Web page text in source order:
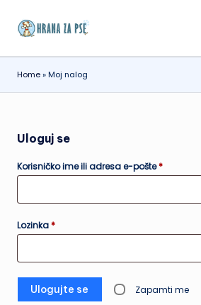
SkipH
r
a
a
p
s
Vodič
za
srećne,
razmažene
Home»Moj nalog
Uloguj se
Korisničko ime ili adresa e-pošte*Obavezno
Lozinka*Obavezno
Zapamti me
Ulogujte se